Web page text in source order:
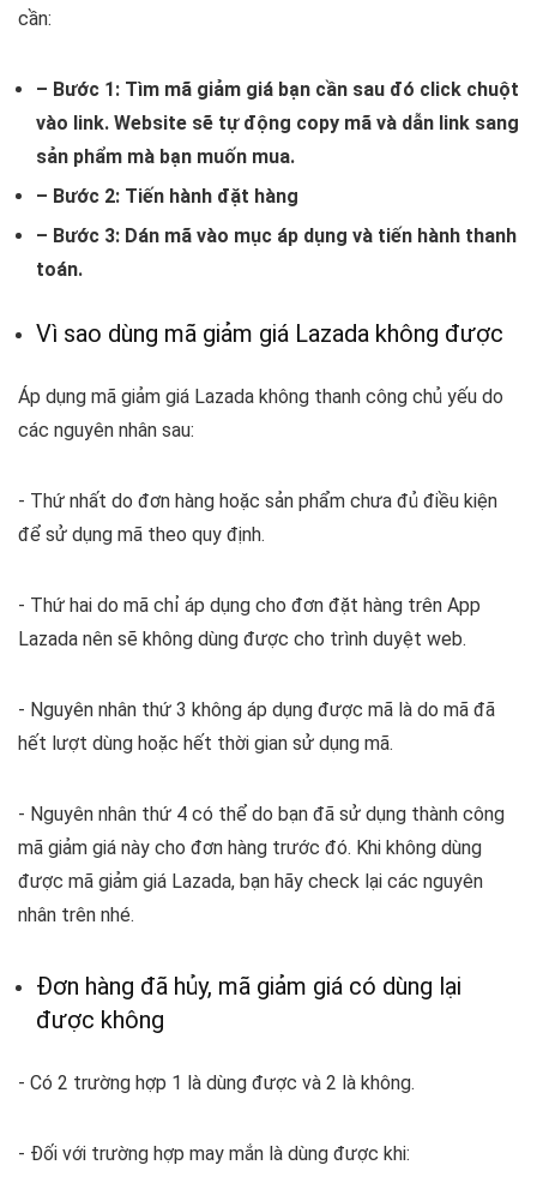
cần:
– Bước 1: Tìm mã giảm giá bạn cần sau đó click chuột
vào link. Website sẽ tự động copy mã và dẫn link sang
sản phẩm mà bạn muốn mua.
– Bước 2: Tiến hành đặt hàng
– Bước 3: Dán mã vào mục áp dụng và tiến hành thanh
toán.
Vì sao dùng mã giảm giá Lazada không được
Áp dụng mã giảm giá Lazada không thanh công chủ yếu do
các nguyên nhân sau:
- Thứ nhất do đơn hàng hoặc sản phẩm chưa đủ điều kiện
để sử dụng mã theo quy định.
- Thứ hai do mã chỉ áp dụng cho đơn đặt hàng trên App
Lazada nên sẽ không dùng được cho trình duyệt web.
- Nguyên nhân thứ 3 không áp dụng được mã là do mã đã
hết lượt dùng hoặc hết thời gian sử dụng mã.
- Nguyên nhân thứ 4 có thể do bạn đã sử dụng thành công
mã giảm giá này cho đơn hàng trước đó. Khi không dùng
được mã giảm giá Lazada, bạn hãy check lại các nguyên
nhân trên nhé.
Đơn hàng đã hủy, mã giảm giá có dùng lại
được không
- Có 2 trường hợp 1 là dùng được và 2 là không.
- Đối với trường hợp may mắn là dùng được khi: